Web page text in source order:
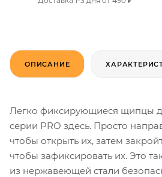
ОПИСАНИЕ
Легко фиксирующиеся щипцы
серии PRO здесь. Просто
чтобы открыть их, затем
чтобы зафиксировать их. Это
из нержавеющей стали